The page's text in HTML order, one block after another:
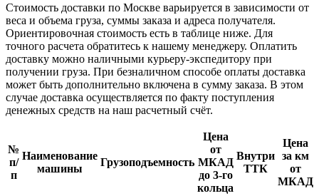
Стоимость доставки по Москве варьируется в зависимости от
веса и объема груза, суммы заказа и адреса получателя.
Ориентировочная стоимость есть в таблице ниже. Для
точного расчета обратитесь к нашему менеджеру. Оплатить
доставку можно наличными курьеру-экспедитору при
получении груза. При безналичном способе оплаты доставка
может быть дополнительно включена в сумму заказа. В этом
случае доставка осуществляется по факту поступления
денежных средств на наш расчетный счёт.
№
п/
п
Наименование
машины
Грузоподъемность
Цена
от
МКАД
до 3-го
кольца
Внутри
ТТК
Цена
за км
от
МКАД